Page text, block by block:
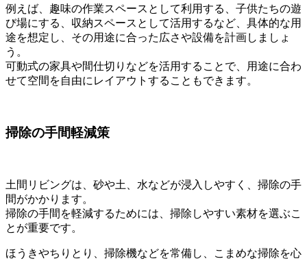
例えば、趣味の作業スペースとして利用する、子供たちの遊
び場にする、収納スペースとして活用するなど、具体的な用
途を想定し、その用途に合った広さや設備を計画しましょ
う。
可動式の家具や間仕切りなどを活用することで、用途に合わ
せて空間を自由にレイアウトすることもできます。
掃除の手間軽減策
土間リビングは、砂や土、水などが浸入しやすく、掃除の手
間がかかります。
掃除の手間を軽減するためには、掃除しやすい素材を選ぶこ
とが重要です。
ほうきやちりとり、掃除機などを常備し、こまめな掃除を心